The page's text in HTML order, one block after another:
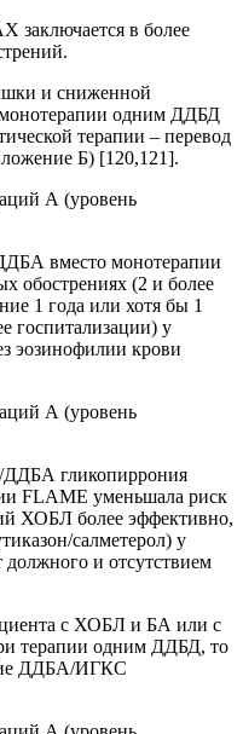
в более
и сниженной
монотерапии одним ДДБД
терапии – перевод
Б) [120,121].
А (уровень
вместо монотерапии
обострениях (2 и более
1 года или хотя бы 1
госпитализации) у
эозинофилии крови
А (уровень
гликопиррония
FLAME уменьшала риск
ХОБЛ более эффективно,
салметерол) у
и отсутствием
с ХОБЛ и БА или с
терапии одним ДДБД, то
ДДБА/ИГКС